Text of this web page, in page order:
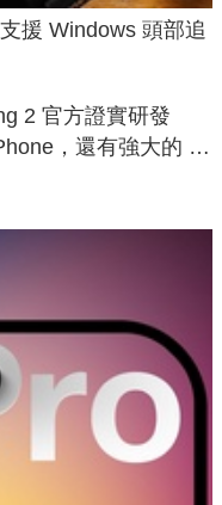
援 Windows 頭部追
2 官方證實研發
，還有強大的 AI
能